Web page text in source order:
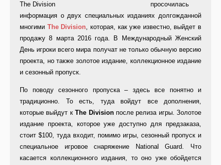
просочилась
информация о двух специальных изданиях долгожданной
многими The Division, которая, как уже известно, выйдет в
продажу 8 марта 2016 года. В Международный Женский
День игроки всего мира получат не только обычную версию
проекта, но также золотое издание, коллекционное издание
и сезонный пропуск.
По поводу сезонного пропуска – здесь все понятно и
традиционно. То есть, туда войдут все дополнения,
которые выйдут кThe Division после релиза игры. Золотое
издание проекта, которое уже доступно для предзаказа,
стоит $100, туда входит, помимо игры, сезонный пропуск и
специальное игровое снаряжение National Guard. Что
касается коллекционного издания, то оно уже обойдется